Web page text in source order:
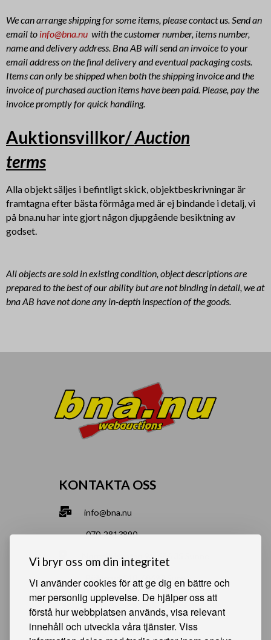
Vi bryr oss om din integritet
Vi använder cookies för att ge dig en bättre och
mer personlig upplevelse. De hjälper oss att
förstå hur webbplatsen används, visa relevant
innehåll och utveckla våra tjänster. Viss
We can arrange shipping for some items, please contact us. Send an
email to info@bna.nuwith the customer number, items number,
name and delivery address. Bna AB will send an invoice to your
email address on the final delivery and eventual packaging costs.
Items can only be shipped when both the shipping invoice and the
invoice of purchased auction items have been paid. Please, pay the
invoice promptly for quick handling.
Auktionsvillkor/Auction
terms
Alla objekt säljes i befintligt skick, objektbeskrivningar är
framtagna efter bästa förmåga med är ej bindande i detalj, vi
på bna.nu har inte gjort någon djupgående besiktning av
godset.
All objects are sold in existing condition, object descriptions are
prepared to the best of our ability but are not binding in detail, we at
bna AB have not done any in-depth inspection of the goods.
KONTAKTA OSS
info@bna.nu
070-2813890
Norrgårdsgatan 9a, 686 35 Sunne
Bjälverud 540, 68693 Sunne
HJÄLPSAMMA SIDOR